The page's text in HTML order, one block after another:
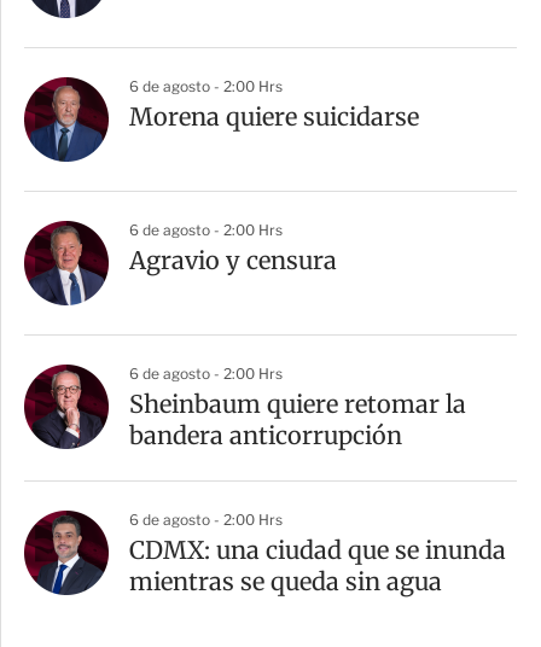
6 de agosto - 2:00 Hrs
Morena quiere suicidarse
6 de agosto - 2:00 Hrs
Agravio y censura
6 de agosto - 2:00 Hrs
Sheinbaum quiere retomar la
bandera anticorrupción
6 de agosto - 2:00 Hrs
CDMX: una ciudad que se inunda
mientras se queda sin agua